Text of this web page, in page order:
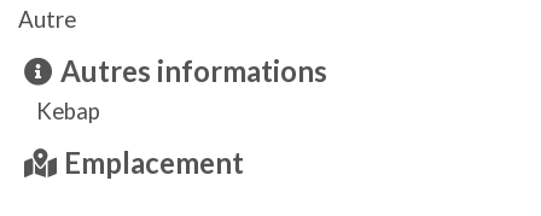
Autre
Autres informations
Kebap
Emplacement